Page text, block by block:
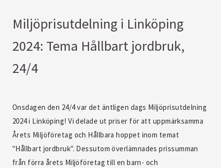
Miljöprisutdelning i Linköping
2024: Tema Hållbart jordbruk,
24/4
Onsdagen den 24/4 var det äntligen dags Miljöprisutdelning
2024 i Linköping! Vi delade ut priser för att uppmärksamma
Årets Miljöföretag och Hållbara hoppet inom temat
"Hållbart jordbruk". Dessutom överlämnades prissumman
från förra årets Miljöföretag till en barn- och